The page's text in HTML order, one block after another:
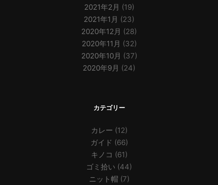
2021年2月 (19)
2021年1月 (23)
2020年12月 (28)
2020年11月 (32)
2020年10月 (37)
2020年9月 (24)
カテゴリー
カレー (12)
ガイド (66)
キノコ (61)
ゴミ拾い (44)
ニット帽 (7)